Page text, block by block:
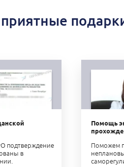
подтверждение
в
Помощь
Поможем